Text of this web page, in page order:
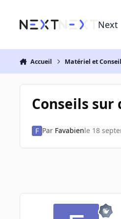
Next
Accueil Matériel et
Conseils sur
Par Favabienle 18